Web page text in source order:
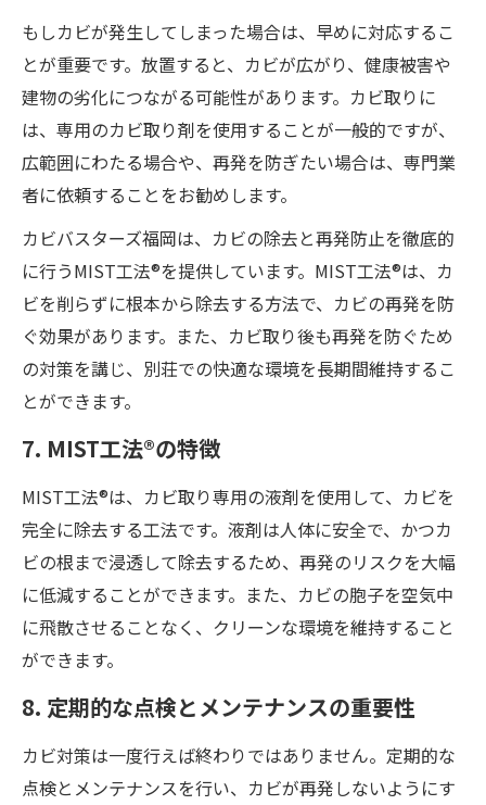
もしカビが発生してしまった場合は、早めに対応するこ
とが重要です。放置すると、カビが広がり、健康被害や
建物の劣化につながる可能性があります。カビ取りに
は、専用のカビ取り剤を使用することが一般的ですが、
広範囲にわたる場合や、再発を防ぎたい場合は、専門業
者に依頼することをお勧めします。
カビバスターズ福岡は、カビの除去と再発防止を徹底的
に行うMIST工法®を提供しています。MIST工法®は、カ
ビを削らずに根本から除去する方法で、カビの再発を防
ぐ効果があります。また、カビ取り後も再発を防ぐため
の対策を講じ、別荘での快適な環境を長期間維持するこ
とができます。
7. MIST工法®の特徴
MIST工法®は、カビ取り専用の液剤を使用して、カビを
完全に除去する工法です。液剤は人体に安全で、かつカ
ビの根まで浸透して除去するため、再発のリスクを大幅
に低減することができます。また、カビの胞子を空気中
に飛散させることなく、クリーンな環境を維持すること
ができます。
8. 定期的な点検とメンテナンスの重要性
カビ対策は一度行えば終わりではありません。定期的な
点検とメンテナンスを行い、カビが再発しないようにす